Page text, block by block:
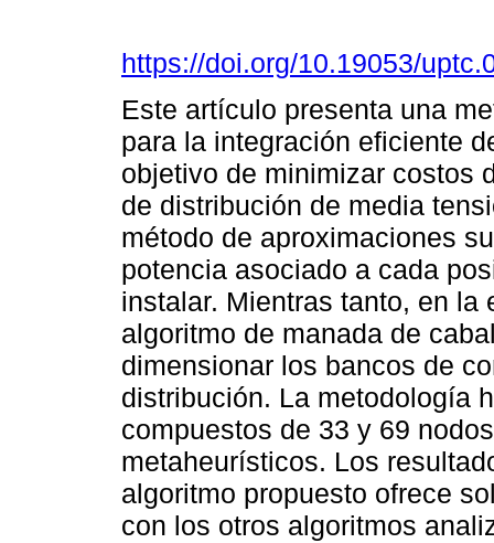
https://doi.org/10.19053/
Este artículo presenta una
para la integración eficiente
objetivo de minimizar costos
de distribución de media
método de aproximaciones
potencia asociado a cada
instalar. Mientras tanto, en la
algoritmo de manada de
dimensionar los bancos de
distribución. La metodología
compuestos de 33 y 69
metaheurísticos. Los
algoritmo propuesto ofrece
con los otros algoritmos